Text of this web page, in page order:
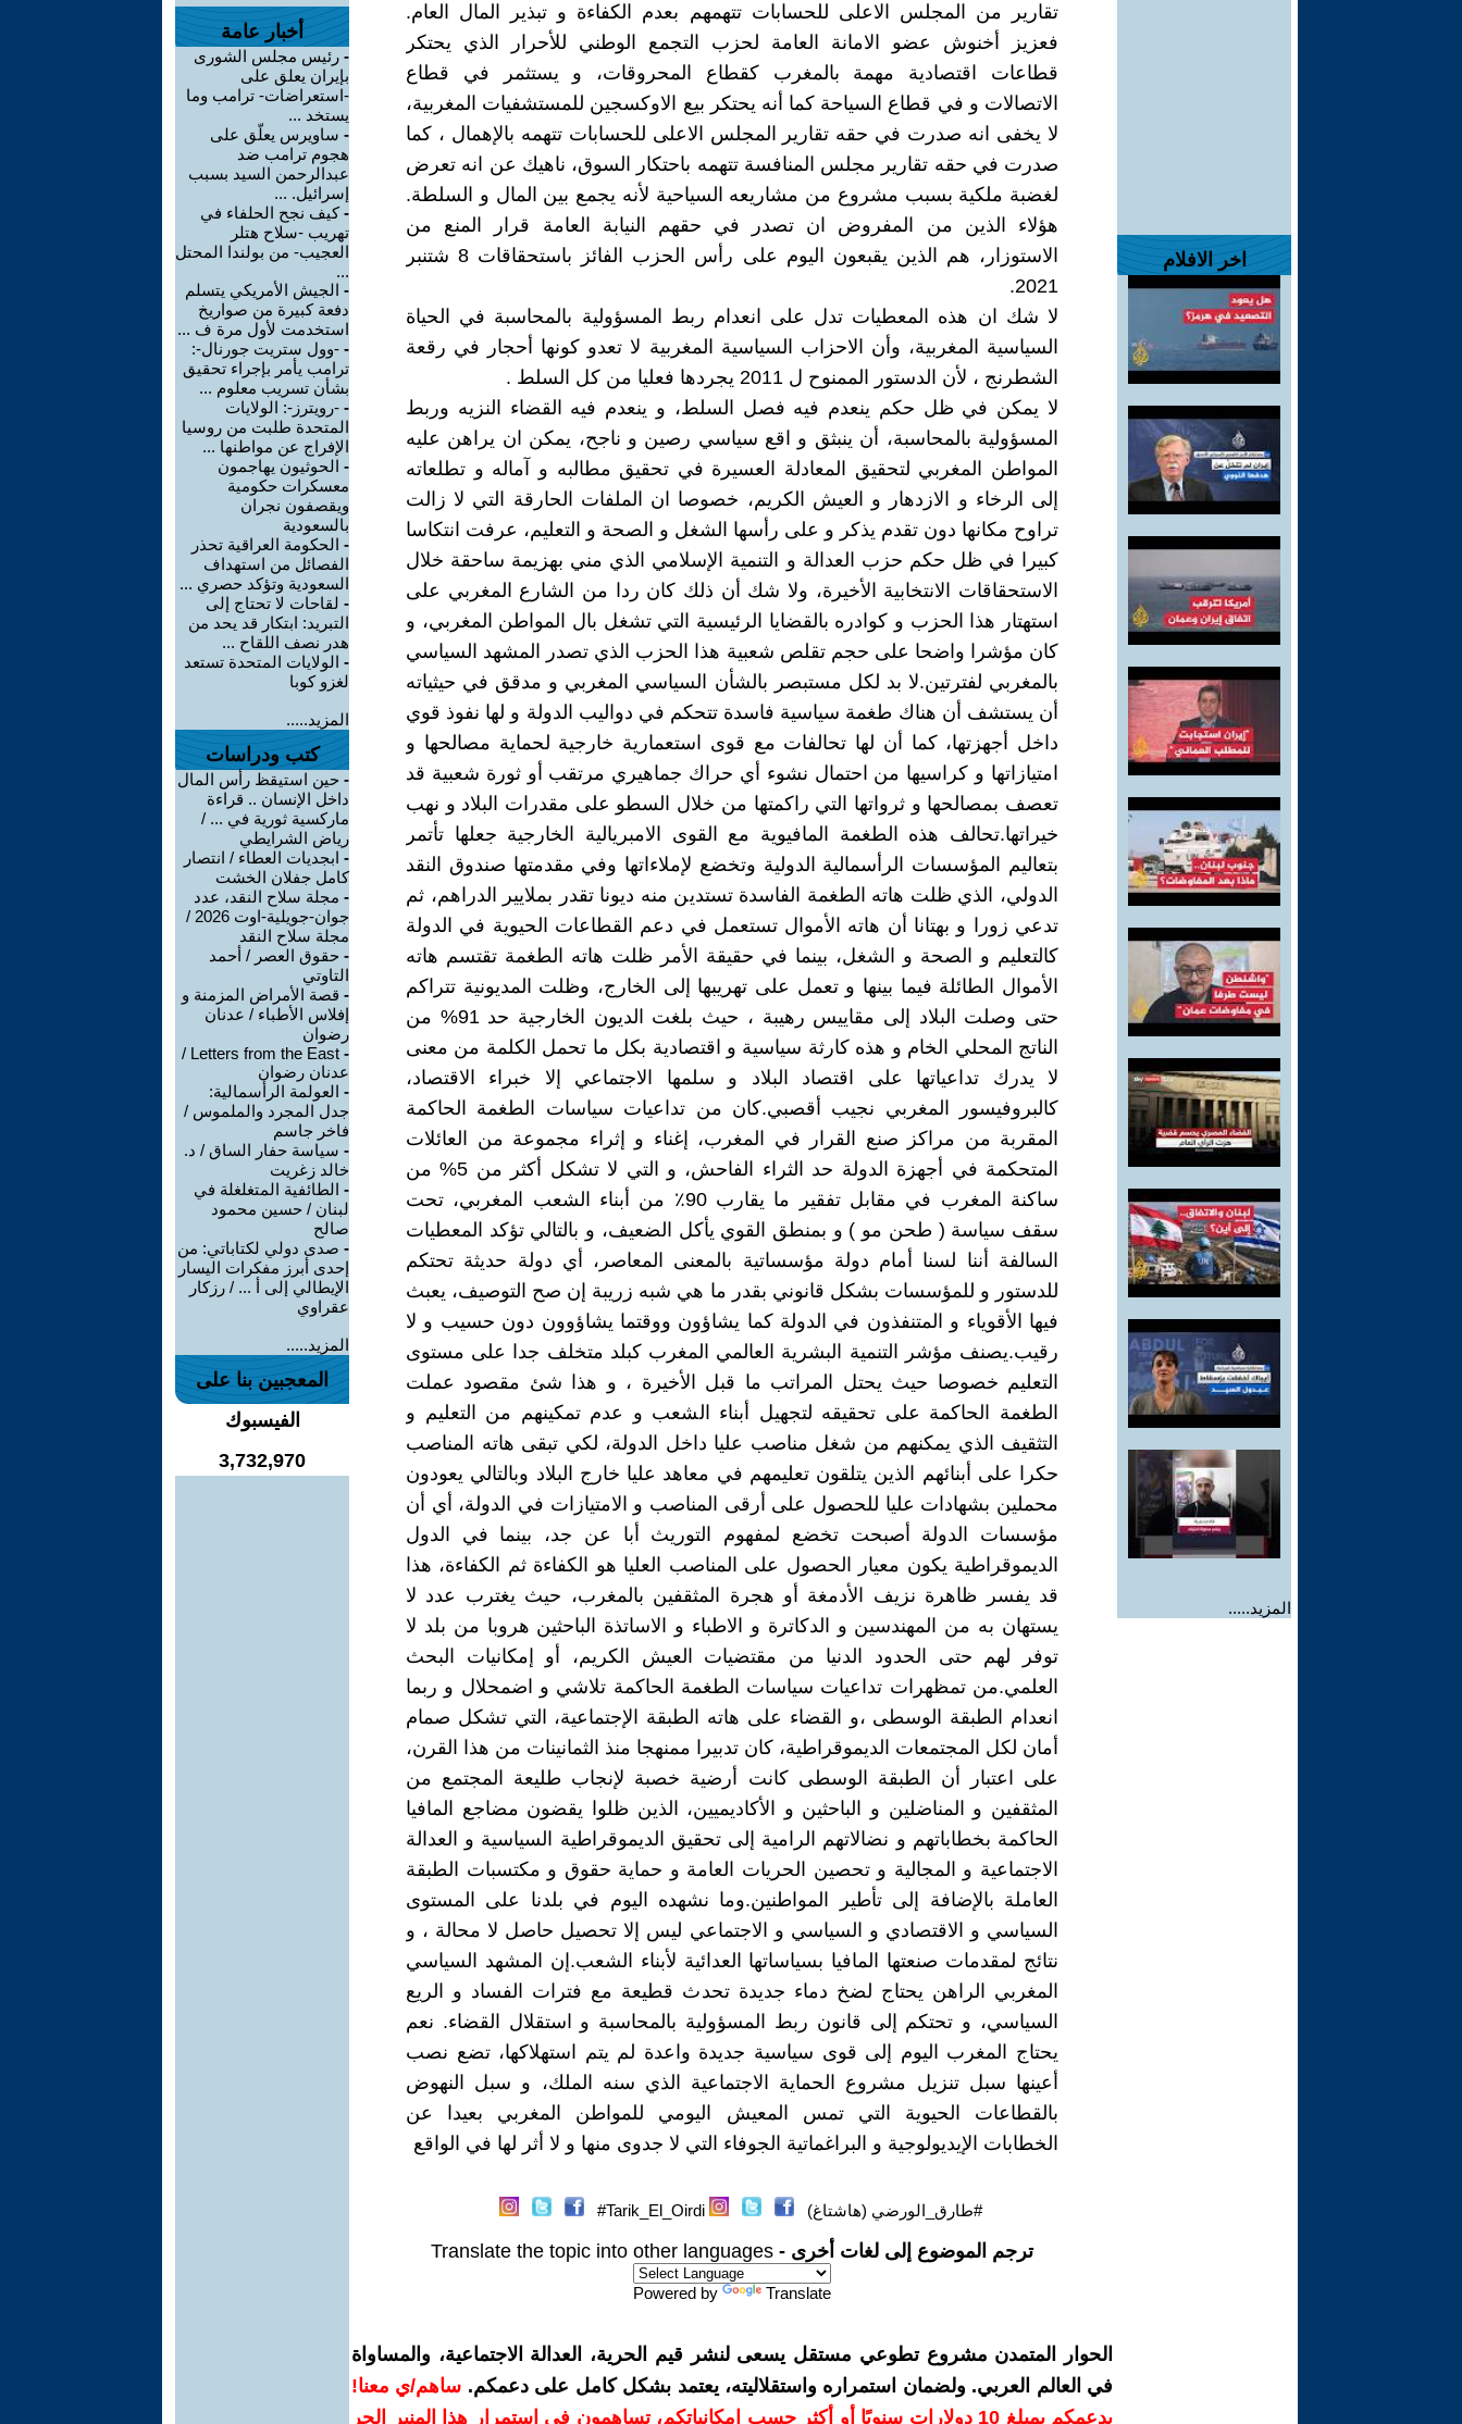
اخر الافلام
المزيد.....
تقارير من المجلس الاعلى للحسابات تتهمهم بعدم الكفاءة و تبذير المال العام.
فعزيز أخنوش عضو الامانة العامة لحزب التجمع الوطني للأحرار الذي يحتكر
قطاعات اقتصادية مهمة بالمغرب كقطاع المحروقات، و يستثمر في قطاع
الاتصالات و في قطاع السياحة كما أنه يحتكر بيع الاوكسجين للمستشفيات المغربية،
لا يخفى انه صدرت في حقه تقارير المجلس الاعلى للحسابات تتهمه بالإهمال ، كما
صدرت في حقه تقارير مجلس المنافسة تتهمه باحتكار السوق، ناهيك عن انه تعرض
لغضبة ملكية بسبب مشروع من مشاريعه السياحية لأنه يجمع بين المال و السلطة.
هؤلاء الذين من المفروض ان تصدر في حقهم النيابة العامة قرار المنع من
الاستوزار، هم الذين يقبعون اليوم على رأس الحزب الفائز باستحقاقات 8 شتنبر
2021.
لا شك ان هذه المعطيات تدل على انعدام ربط المسؤولية بالمحاسبة في الحياة
السياسية المغربية، وأن الاحزاب السياسية المغربية لا تعدو كونها أحجار في رقعة
الشطرنج ، لأن الدستور الممنوح ل 2011 يجردها فعليا من كل السلط .
لا يمكن في ظل حكم ينعدم فيه فصل السلط، و ينعدم فيه القضاء النزيه وربط
المسؤولية بالمحاسبة، أن ينبثق و اقع سياسي رصين و ناجح، يمكن ان يراهن عليه
المواطن المغربي لتحقيق المعادلة العسيرة في تحقيق مطالبه و آماله و تطلعاته
إلى الرخاء و الازدهار و العيش الكريم، خصوصا ان الملفات الحارقة التي لا زالت
تراوح مكانها دون تقدم يذكر و على رأسها الشغل و الصحة و التعليم، عرفت انتكاسا
كبيرا في ظل حكم حزب العدالة و التنمية الإسلامي الذي مني بهزيمة ساحقة خلال
الاستحقاقات الانتخابية الأخيرة، ولا شك أن ذلك كان ردا من الشارع المغربي على
استهتار هذا الحزب و كوادره بالقضايا الرئيسية التي تشغل بال المواطن المغربي، و
كان مؤشرا واضحا على حجم تقلص شعبية هذا الحزب الذي تصدر المشهد السياسي
بالمغربي لفترتين.لا بد لكل مستبصر بالشأن السياسي المغربي و مدقق في حيثياته
أن يستشف أن هناك طغمة سياسية فاسدة تتحكم في دواليب الدولة و لها نفوذ قوي
داخل أجهزتها، كما أن لها تحالفات مع قوى استعمارية خارجية لحماية مصالحها و
امتيازاتها و كراسيها من احتمال نشوء أي حراك جماهيري مرتقب أو ثورة شعبية قد
تعصف بمصالحها و ثرواتها التي راكمتها من خلال السطو على مقدرات البلاد و نهب
خيراتها.تحالف هذه الطغمة المافيوية مع القوى الامبريالية الخارجية جعلها تأتمر
بتعاليم المؤسسات الرأسمالية الدولية وتخضع لإملاءاتها وفي مقدمتها صندوق النقد
الدولي، الذي ظلت هاته الطغمة الفاسدة تستدين منه ديونا تقدر بملايير الدراهم، ثم
تدعي زورا و بهتانا أن هاته الأموال تستعمل في دعم القطاعات الحيوية في الدولة
كالتعليم و الصحة و الشغل، بينما في حقيقة الأمر ظلت هاته الطغمة تقتسم هاته
الأموال الطائلة فيما بينها و تعمل على تهريبها إلى الخارج، وظلت المديونية تتراكم
حتى وصلت البلاد إلى مقاييس رهيبة ، حيث بلغت الديون الخارجية حد 91% من
الناتج المحلي الخام و هذه كارثة سياسية و اقتصادية بكل ما تحمل الكلمة من معنى
لا يدرك تداعياتها على اقتصاد البلاد و سلمها الاجتماعي إلا خبراء الاقتصاد،
كالبروفيسور المغربي نجيب أقصبي.كان من تداعيات سياسات الطغمة الحاكمة
المقربة من مراكز صنع القرار في المغرب، إغناء و إثراء مجموعة من العائلات
المتحكمة في أجهزة الدولة حد الثراء الفاحش، و التي لا تشكل أكثر من 5% من
ساكنة المغرب في مقابل تفقير ما يقارب 90٪ من أبناء الشعب المغربي، تحت
سقف سياسة ( طحن مو ) و بمنطق القوي يأكل الضعيف، و بالتالي تؤكد المعطيات
السالفة أننا لسنا أمام دولة مؤسساتية بالمعنى المعاصر، أي دولة حديثة تحتكم
للدستور و للمؤسسات بشكل قانوني بقدر ما هي شبه زريبة إن صح التوصيف، يعبث
فيها الأقوياء و المتنفذون في الدولة كما يشاؤون ووقتما يشاؤوون دون حسيب و لا
رقيب.يصنف مؤشر التنمية البشرية العالمي المغرب كبلد متخلف جدا على مستوى
التعليم خصوصا حيث يحتل المراتب ما قبل الأخيرة ، و هذا شئ مقصود عملت
الطغمة الحاكمة على تحقيقه لتجهيل أبناء الشعب و عدم تمكينهم من التعليم و
التثقيف الذي يمكنهم من شغل مناصب عليا داخل الدولة، لكي تبقى هاته المناصب
حكرا على أبنائهم الذين يتلقون تعليمهم في معاهد عليا خارج البلاد وبالتالي يعودون
محملين بشهادات عليا للحصول على أرقى المناصب و الامتيازات في الدولة، أي أن
مؤسسات الدولة أصبحت تخضع لمفهوم التوريث أبا عن جد، بينما في الدول
الديموقراطية يكون معيار الحصول على المناصب العليا هو الكفاءة ثم الكفاءة، هذا
قد يفسر ظاهرة نزيف الأدمغة أو هجرة المثقفين بالمغرب، حيث يغترب عدد لا
يستهان به من المهندسين و الدكاترة و الاطباء و الاساتذة الباحثين هروبا من بلد لا
توفر لهم حتى الحدود الدنيا من مقتضيات العيش الكريم، أو إمكانيات البحث
العلمي.من تمظهرات تداعيات سياسات الطغمة الحاكمة تلاشي و اضمحلال و ربما
انعدام الطبقة الوسطى ،و القضاء على هاته الطبقة الإجتماعية، التي تشكل صمام
أمان لكل المجتمعات الديموقراطية، كان تدبيرا ممنهجا منذ الثمانينات من هذا القرن،
على اعتبار أن الطبقة الوسطى كانت أرضية خصبة لإنجاب طليعة المجتمع من
المثقفين و المناضلين و الباحثين و الأكاديميين، الذين ظلوا يقضون مضاجع المافيا
الحاكمة بخطاباتهم و نضالاتهم الرامية إلى تحقيق الديموقراطية السياسية و العدالة
الاجتماعية و المجالية و تحصين الحريات العامة و حماية حقوق و مكتسبات الطبقة
العاملة بالإضافة إلى تأطير المواطنين.وما نشهده اليوم في بلدنا على المستوى
السياسي و الاقتصادي و السياسي و الاجتماعي ليس إلا تحصيل حاصل لا محالة ، و
نتائج لمقدمات صنعتها المافيا بسياساتها العدائية لأبناء الشعب.إن المشهد السياسي
المغربي الراهن يحتاج لضخ دماء جديدة تحدث قطيعة مع فترات الفساد و الريع
السياسي، و تحتكم إلى قانون ربط المسؤولية بالمحاسبة و استقلال القضاء. نعم
يحتاج المغرب اليوم إلى قوى سياسية جديدة واعدة لم يتم استهلاكها، تضع نصب
أعينها سبل تنزيل مشروع الحماية الاجتماعية الذي سنه الملك، و سبل النهوض
بالقطاعات الحيوية التي تمس المعيش اليومي للمواطن المغربي بعيدا عن
الخطابات الإيديولوجية و البراغماتية الجوفاء التي لا جدوى منها و لا أثر لها في الواقع
#طارق_الورضي (هاشتاغ) Tarik_El_Oirdi#
ترجم الموضوع إلى لغات أخرى - Translate the topic into other languages
Powered by Translate
الحوار المتمدن مشروع تطوعي مستقل يسعى لنشر قيم الحرية، العدالة الاجتماعية، والمساواة
في العالم العربي. ولضمان استمراره واستقلاليته، يعتمد بشكل كامل على دعمكم. ساهم/ي معنا!
بدعمكم بمبلغ 10 دولارات سنويًا أو أكثر حسب إمكانياتكم، تساهمون في استمرار هذا المنبر الحر
أخبار عامة
- رئيس مجلس الشورى
بإيران يعلق على
-استعراضات- ترامب وما
يستخد ...
- ساويرس يعلّق على
هجوم ترامب ضد
عبدالرحمن السيد بسبب
إسرائيل. ...
-كيف نجح الحلفاء في
تهريب -سلاح هتلر
العجيب- من بولندا المحتل
...
- الجيش الأمريكي يتسلم
دفعة كبيرة من صواريخ
استخدمت لأول مرة ف ...
- -وول ستريت جورنال-:
ترامب يأمر بإجراء تحقيق
بشأن تسريب معلوم ...
- -رويترز-: الولايات
المتحدة طلبت من روسيا
الإفراج عن مواطنها ...
- الحوثيون يهاجمون
معسكرات حكومية
ويقصفون نجران
بالسعودية
- الحكومة العراقية تحذر
الفصائل من استهداف
السعودية وتؤكد حصري ...
- لقاحات لا تحتاج إلى
التبريد: ابتكار قد يحد من
هدر نصف اللقاح ...
- الولايات المتحدة تستعد
لغزو كوبا
المزيد.....
كتب ودراسات
- حين استيقظ رأس المال
داخل الإنسان .. قراءة
ماركسية ثورية في ... /
رياض الشرايطي
- ابجديات العطاء / انتصار
كامل جفلان الخشت
- مجلة سلاح النقد، عدد
جوان-جويلية-اوت 2026 /
مجلة سلاح النقد
- حقوق العصر / أحمد
التاوتي
- قصة الأمراض المزمنة و
إفلاس الأطباء / عدنان
رضوان
-
Letters from the East /
عدنان رضوان
- العولمة الرأسمالية:
جدل المجرد والملموس /
فاخر جاسم
- سياسة حفار الساق / د.
خالد زغريت
- الطائفية المتغلغلة في
لبنان / حسين محمود
صالح
- صدى دولي لكتاباتي: من
إحدى أبرز مفكرات اليسار
الإيطالي إلى أ ... / رزكار
عقراوي
المزيد.....
المعجبين بنا على
الفيسبوك
3,732,970